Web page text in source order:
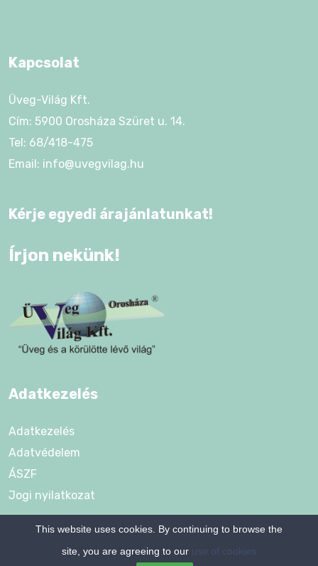
Kapcsolat
Üveg-Világ Kft.
Cím: 5900 Orosháza Szüret u. 14.
Tel: 68/418-475
Email: info@uvegvilag.hu
Kérje egyedi árajánlatunkat!
Írjon nekünk!
Adatkezelés
Adatkezelés
Adatvédelem
ÁSZF
Jogi nyilatkozat
This website uses cookies. By continuing to browse the
site, you are agreeing to our use of cookies